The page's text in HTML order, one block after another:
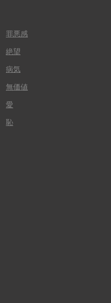
罪悪感
絶望
病気
無価値
愛
恥